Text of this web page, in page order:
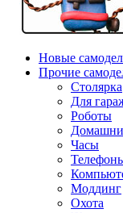
Новые
Прочие
Столярка
Для
Роботы
Часы
Моддинг
Охота